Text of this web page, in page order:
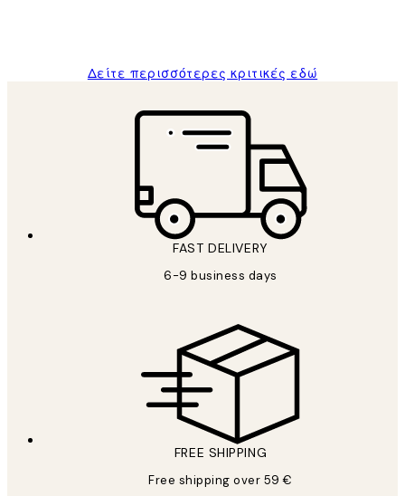
Δείτε περισσότερες κριτικές εδώ
FAST DELIVERY
6-9 business days
FREE SHIPPING
Free shipping over 59 €